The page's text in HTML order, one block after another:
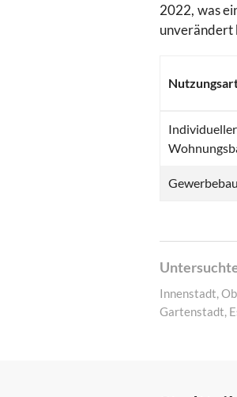
2022, was
unverändert
Individueller
Innenstadt,
Gartenstadt,